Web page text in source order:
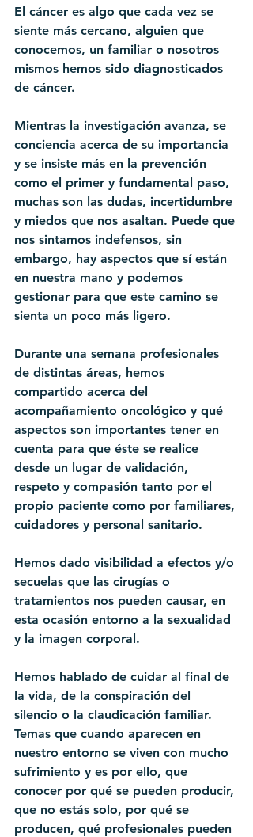
El cáncer es algo que cada vez se
siente más cercano, alguien que
conocemos, un familiar o nosotros
mismos hemos sido diagnosticados
de cáncer.
Mientras la investigación avanza, se
conciencia acerca de su importancia
y se insiste más en la prevención
como el primer y fundamental paso,
muchas son las dudas, incertidumbre
y miedos que nos asaltan. Puede que
nos sintamos indefensos, sin
embargo, hay aspectos que sí están
en nuestra mano y podemos
gestionar para que este camino se
sienta un poco más ligero.
Durante una semana profesionales
de distintas áreas, hemos
compartido acerca del
acompañamiento oncológico y qué
aspectos son importantes tener en
cuenta para que éste se realice
desde un lugar de validación,
respeto y compasión tanto por el
propio paciente como por familiares,
cuidadores y personal sanitario.
Hemos dado visibilidad a efectos y/o
secuelas que las cirugías o
tratamientos nos pueden causar, en
esta ocasión entorno a la sexualidad
y la imagen corporal.
Hemos hablado de cuidar al final de
la vida, de la conspiración del
silencio o la claudicación familiar.
Temas que cuando aparecen en
nuestro entorno se viven con mucho
sufrimiento y es por ello, que
conocer por qué se pueden producir,
que no estás solo, por qué se
producen, qué profesionales pueden